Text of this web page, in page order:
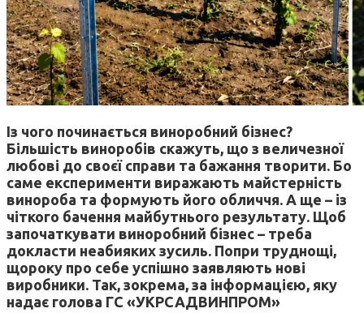
Із чого починається виноробний бізнес?
Більшість виноробів скажуть, що з величезної
любові до своєї справи та бажання творити. Бо
саме експерименти виражають майстерність
винороба та формують його обличчя. А ще – із
чіткого бачення майбутнього результату. Щоб
започаткувати виноробний бізнес – треба
докласти неабияких зусиль. Попри труднощі,
щороку про себе успішно заявляють нові
виробники. Так, зокрема, за інформацією, яку
надає голова ГС «УКРСАДВИНПРОМ»